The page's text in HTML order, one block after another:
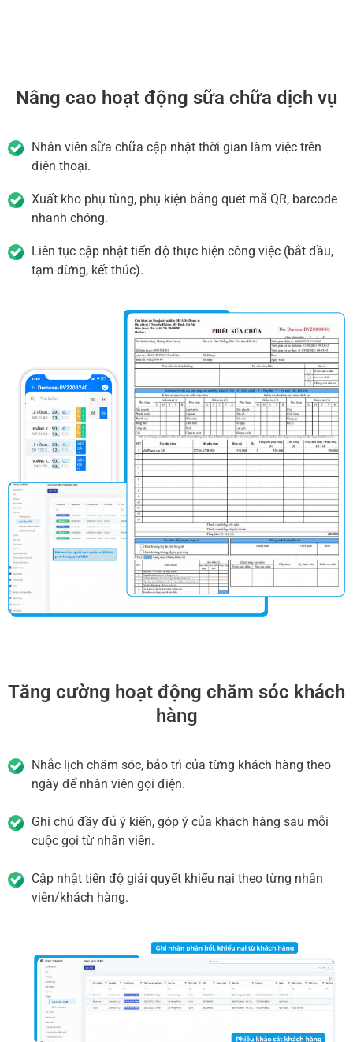
Nâng cao hoạt động sữa chữa dịch vụ
Nhân viên sữa chữa cập nhật thời gian làm việc trên
điện thoại.
Xuất kho phụ tùng, phụ kiện bằng quét mã QR, barcode
nhanh chóng.
Liên tục cập nhật tiến độ thực hiện công việc (bắt đầu,
tạm dừng, kết thúc).
Tăng cường hoạt động chăm sóc khách
hàng
Nhắc lịch chăm sóc, bảo trì của từng khách hàng theo
ngày để nhân viên gọi điện.
Ghi chú đầy đủ ý kiến, góp ý của khách hàng sau mỗi
cuộc gọi từ nhân viên.
Cập nhật tiến độ giải quyết khiếu nại theo từng nhân
viên/khách hàng.